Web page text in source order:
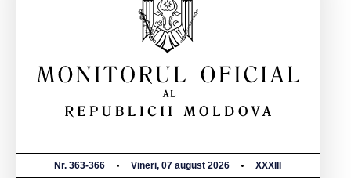
Nr. 363-366 Vineri, 07 august 2026 XXXIII